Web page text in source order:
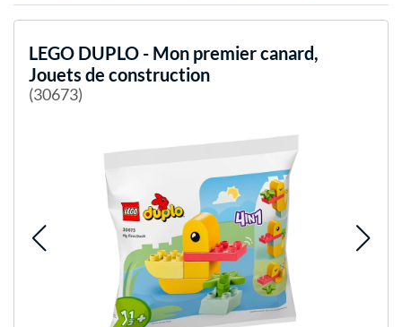
LEGO DUPLO - Mon premier canard,
Jouets de construction
(30673)